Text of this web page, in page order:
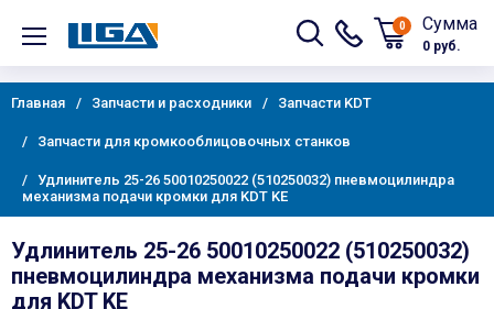
0 Сумма
0 руб.
Главная Запчасти и расходники Запчасти KDT
Запчасти для кромкооблицовочных станков
Удлинитель 25-26 50010250022 (510250032) пневмоцилиндра
механизма подачи кромки для KDT KE
Удлинитель 25-26 50010250022 (510250032)
пневмоцилиндра механизма подачи кромки
для KDT KE